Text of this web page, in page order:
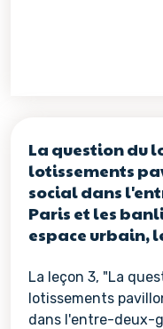
La question du
lotissements
social dans
Paris et les
espace urbain,
La leçon 3, "La
lotissements
dans l'entre-deux-